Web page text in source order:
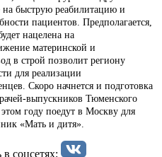
на быструю реабилитацию и
пациентов. Предполагается,
нацелена на
материнской и
в строй позволит региону
для реализации
Скоро начнется и подготовка
выпускников Тюменского
году поедут в Москву для
«Мать и дитя».
соцсетях: